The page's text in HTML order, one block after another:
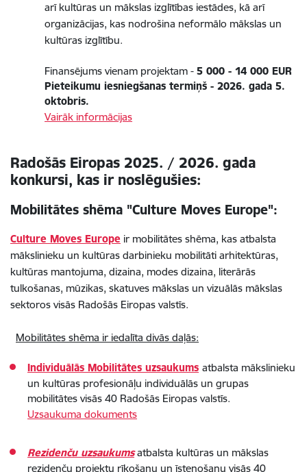
arī kultūras un mākslas izglītības iestādes, kā arī
organizācijas, kas nodrošina neformālo mākslas un
kultūras izglītību.
Finansējums vienam projektam - 5 000 - 14 000 EUR
Pieteikumu iesniegšanas termiņš - 2026. gada 5.
oktobris.
Vairāk informācijas
Radošās Eiropas 2025. / 2026. gada
konkursi, kas ir noslēgušies:
Mobilitātes shēma "Culture Moves Europe":
Culture Moves Europe ir mobilitātes shēma, kas atbalsta
mākslinieku un kultūras darbinieku mobilitāti arhitektūras,
kultūras mantojuma, dizaina, modes dizaina, literārās
tulkošanas, mūzikas, skatuves mākslas un vizuālās mākslas
sektoros visās Radošās Eiropas valstīs.
Mobilitātes shēma ir iedalīta divās daļās:
Individuālās Mobilitātes uzsaukums atbalsta mākslinieku
un kultūras profesionāļu individuālās un grupas
mobilitātes visās 40 Radošās Eiropas valstīs.
Uzsaukuma dokuments
Rezidenču uzsaukums atbalsta kultūras un mākslas
rezidenču projektu rīkošanu un īstenošanu visās 40